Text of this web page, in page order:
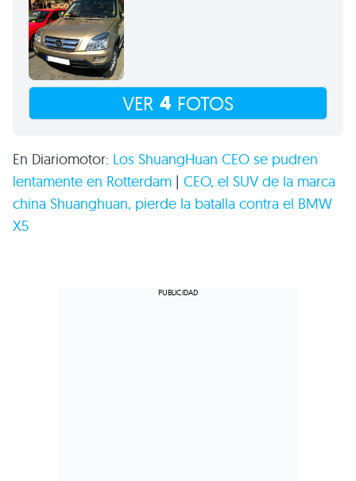
VER 4 FOTOS
En Diariomotor: Los ShuangHuan CEO se pudren
lentamente en Rotterdam | CEO, el SUVde la marca
china Shuanghuan, pierde la batalla contra el BMW
X5